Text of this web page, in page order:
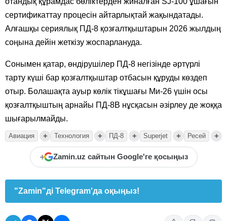
сертификаттау процесін айтарлықтай жақындатады.
Алғашқы сериялық ПД-8 қозғалтқыштарын 2026 жылдың
соңына дейін жеткізу жоспарлануда.
Сонымен қатар, өндірушілер ПД-8 негізінде әртүрлі
тарту күші бар қозғалтқыштар отбасын құруды көздеп
отыр. Болашақта ауыр көлік тікұшағы Ми-26 үшін осы
қозғалтқыштың арнайы ПД-8В нұсқасын әзірлеу де жоққа
шығарылмайды.
Авиация + Технология + ПД-8 + Superjet + Ресей +
+ Zamin.uz сайтын Google'ге қосыңыз
"Zamin"ді Telegram'да оқыңыз!